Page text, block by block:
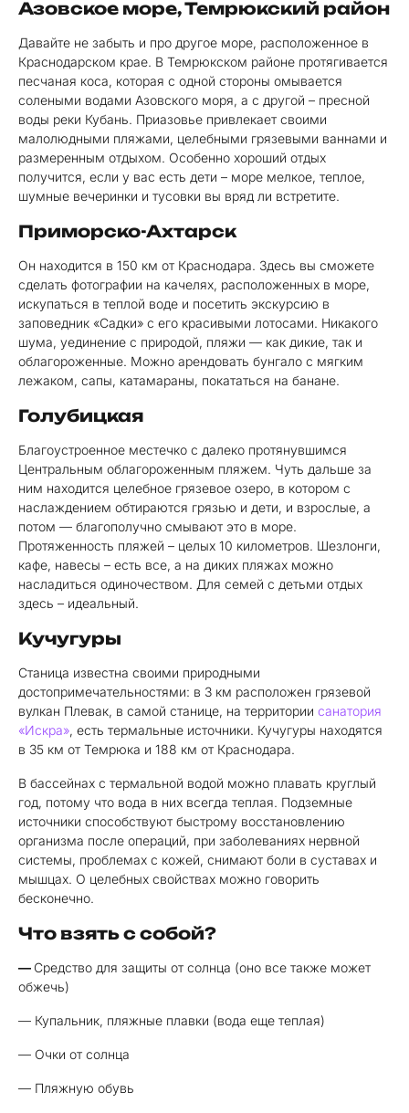
Азовское море, Темрюкский район
Давайте не забыть и про другое море, расположенное в
Краснодарском крае. В Темрюкском районе протягивается
песчаная коса, которая с одной стороны омывается
солеными водами Азовского моря, а с другой – пресной
воды реки Кубань. Приазовье привлекает своими
малолюдными пляжами, целебными грязевыми ваннами и
размеренным отдыхом. Особенно хороший отдых
получится, если у вас есть дети – море мелкое, теплое,
шумные вечеринки и тусовки вы вряд ли встретите.
Приморско-Ахтарск
Он находится в 150 км от Краснодара. Здесь вы сможете
сделать фотографии на качелях, расположенных в море,
искупаться в теплой воде и посетить экскурсию в
заповедник «Садки» с его красивыми лотосами. Никакого
шума, уединение с природой, пляжи — как дикие, так и
облагороженные. Можно арендовать бунгало с мягким
лежаком, сапы, катамараны, покататься на банане.
Голубицкая
Благоустроенное местечко с далеко протянувшимся
Центральным облагороженным пляжем. Чуть дальше за
ним находится целебное грязевое озеро, в котором с
наслаждением обтираются грязью и дети, и взрослые, а
потом — благополучно смывают это в море.
Протяженность пляжей – целых 10 километров. Шезлонги,
кафе, навесы – есть все, а на диких пляжах можно
насладиться одиночеством. Для семей с детьми отдых
здесь – идеальный.
Кучугуры
Станица известна своими природными
достопримечательностями: в 3 км расположен грязевой
вулкан Плевак, в самой станице, на территории санатория
«Искра», есть термальные источники. Кучугуры находятся
в 35 км от Темрюка и 188 км от Краснодара.
В бассейнах с термальной водой можно плавать круглый
год, потому что вода в них всегда теплая. Подземные
источники способствуют быстрому восстановлению
организма после операций, при заболеваниях нервной
системы, проблемах с кожей, снимают боли в суставах и
мышцах. О целебных свойствах можно говорить
бесконечно.
Что взять с собой?
— Средство для защиты от солнца (оно все также может
обжечь)
— Купальник, пляжные плавки (вода еще теплая)
— Очки от солнца
— Пляжную обувь